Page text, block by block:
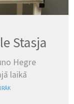
Stasja
Hegre
laikā